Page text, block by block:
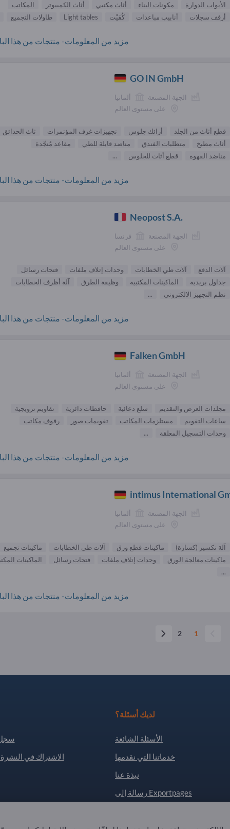
الأبواب الدوارة مكونات البناء أثاث مكتبي أثاث الكمبيوتر
المكاتب
أرفف سجلات
أنابيب مباعدات كُفَيْت‎ Light tables طاولات التجميع
مزيد من المعلومات- منتجات من هذا
GO IN GmbH
الجهة المصنعة
ألمانيا
على مستوى العالم
قطع أثاث من الجلد أرائك جلوس تجهيزات غرف المؤتمرات
ثاث الحدائق
أثاث مطبخ
متطلبات الفندق مناضد قابلة للطي
مقاعد مُنجّدة
مناضد القهوة
قطع أثاث للجلوس ...
مزيد من المعلومات- منتجات من هذا
Neopost S.A.
الجهة المصنعة
فرنسا
على مستوى العالم
آلات الدفع آلات طي الخطابات وحدات إتلاف ملفات
فتحات رسائل
جداول بريدية
الماكينات المكتبية وظيفة الطرق
آلة أظرف الخطابات
نظم التجهيز الالكتروني
...
مزيد من المعلومات- منتجات من هذا
Falken GmbH
الجهة المصنعة
ألمانيا
على مستوى العالم
مجلدات العرض والتقديم سلع دعائية حافظات دائرية
تقاويم ترويجية
ساعات التقويم
مستلزمات المكاتب تقويمات صور
رفوف مكاتب
وحدات التسجيل المعلقة
...
مزيد من المعلومات- منتجات من هذا
intimus International
الجهة المصنعة
ألمانيا
على مستوى العالم
آلة تكسير (كسارة) ماكينات قطع ورق آلات طي الخطابات
ماكينات تجميع
ماكينات معالجة الورق
وحدات إتلاف ملفات فتحات رسائل
الماكينات
...
مزيد من المعلومات- منتجات من هذا
1
2
الاشتراك في النشرة
لديك أسئلة؟
الأسئلة الشائعة
خدماتنا التي نقدمها
نبذة عنا
رسالة إلى Exportpages